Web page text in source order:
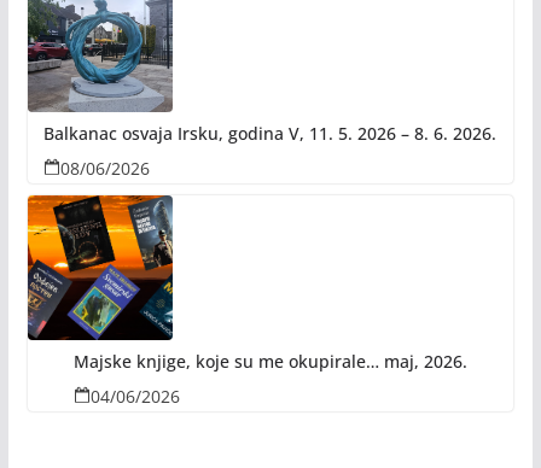
Balkanac osvaja Irsku, godina V, 11. 5. 2026 – 8. 6. 2026.
08/06/2026
Majske knjige, koje su me okupirale… maj, 2026.
04/06/2026